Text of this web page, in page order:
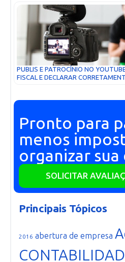
PUBLIS E PATROCÍNIO NO
FISCAL E DECLARAR
Pronto para
menos
organizar sua
SOLICITAR
Principais Tópicos
2016 abertura de empresa